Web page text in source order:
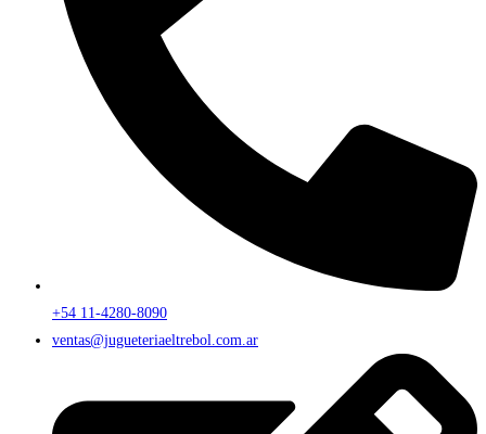
+54 11-4280-8090
ventas@jugueteriaeltrebol.com.ar